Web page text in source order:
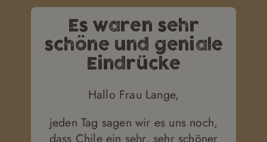
Es waren sehr
schöne und geniale
Eindrücke
Hallo Frau Lange,
jeden Tag sagen wir es uns noch,
dass Chile ein sehr, sehr schöner